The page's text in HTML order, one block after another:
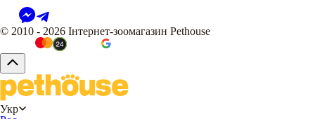
© 2010 - 2026 Інтернет-зоомагазин Pethouse
Укр